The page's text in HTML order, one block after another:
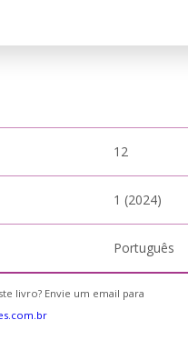
12
1 (2024)
Português
livro? Envie um email para